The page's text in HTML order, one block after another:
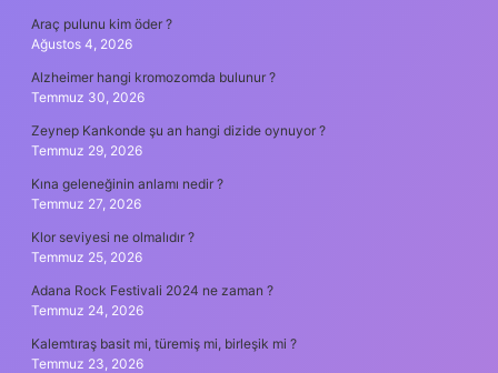
Araç pulunu kim öder ?
Ağustos 4, 2026
Alzheimer hangi kromozomda bulunur ?
Temmuz 30, 2026
Zeynep Kankonde şu an hangi dizide oynuyor ?
Temmuz 29, 2026
Kına geleneğinin anlamı nedir ?
Temmuz 27, 2026
Klor seviyesi ne olmalıdır ?
Temmuz 25, 2026
Adana Rock Festivali 2024 ne zaman ?
Temmuz 24, 2026
Kalemtıraş basit mi, türemiş mi, birleşik mi ?
Temmuz 23, 2026